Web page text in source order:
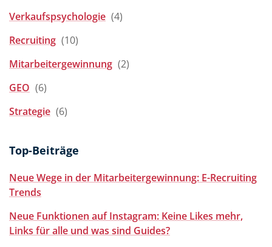
Verkaufspsychologie (4)
Recruiting (10)
Mitarbeitergewinnung (2)
GEO (6)
Strategie (6)
Top-Beiträge
Neue Wege in der Mitarbeitergewinnung: E-Recruiting
Trends
Neue Funktionen auf Instagram: Keine Likes mehr,
Links für alle und was sind Guides?